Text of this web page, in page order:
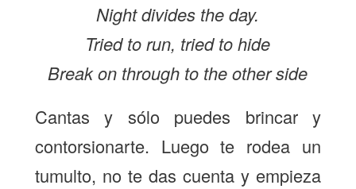
Night divides the day.
Tried to run, tried to hide
Break on through to the other side
Cantas y sólo puedes brincar y
contorsionarte. Luego te rodea un
tumulto, no te das cuenta y empieza